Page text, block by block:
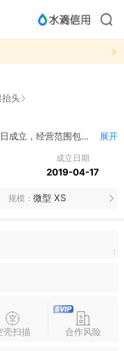
抬头
简介：上海秉木商务咨询中心,2019年04月17日成立，经营范围包括一般项目：信息咨询服务（不含许可类信息咨询服务）；企业管理咨询；企业形象策划；市场营销策划；信息技术咨询服务；技术服务、技术开发、技术咨询、技术交流、技术转让、技术推广；会议及展览服务；广告设计、代理；广告制作；广告发布（非广播电台、电视台、报刊出版单位）；组织文化艺术交流活动。（除依法须经批准的项目外，凭营业执照依法自主开展经营活动） 展开
成立日期
2019-04-17
规模 微型 XS
1
壳扫描 合作风险